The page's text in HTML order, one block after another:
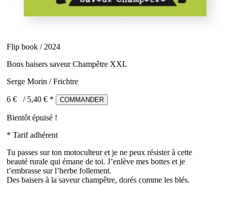
Flip book / 2024
Bons baisers saveur Champêtre XXL
Serge Morin / Frichtre
6 € / 5,40 € * COMMANDER
Bientôt épuisé !
* Tarif adhérent
Tu passes sur ton motoculteur et je ne peux résister à cette
beauté rurale qui émane de toi. J’enlève mes bottes et je
t’embrasse sur l’herbe follement.
Des baisers à la saveur champêtre, dorés comme les blés.